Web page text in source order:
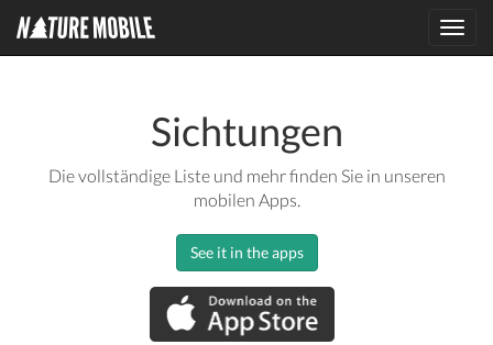
Sichtungen
Die vollständige Liste und mehr finden Sie in unseren
mobilen Apps.
See it in the apps